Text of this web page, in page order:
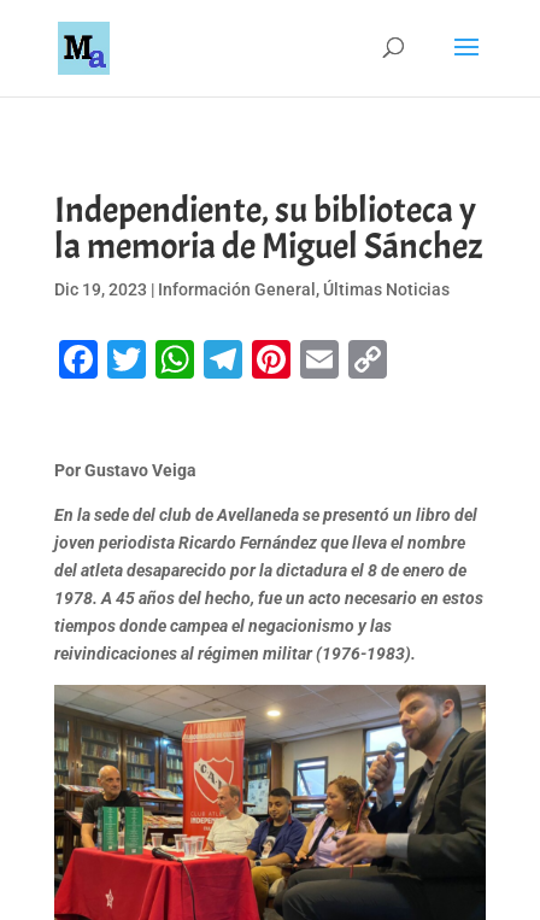
Independiente, su biblioteca y
la memoria de Miguel Sánchez
Dic 19, 2023 | Información General , Últimas Noticias
Facebook
Twitter
WhatsApp
Telegram
Pinterest
EmailCopy
Por Gustavo Veiga
En la sede del club de Avellaneda se presentó un libro del
joven periodista Ricardo Fernández que lleva el nombre
del atleta desaparecido por la dictadura el 8 de enero de
1978. A 45 años del hecho, fue un acto necesario en estos
tiempos donde campea el negacionismo y las
reivindicaciones al régimen militar (1976-1983).